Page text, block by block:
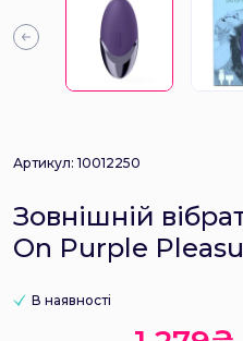
Артикул: 10012250
Зовнішній
On Purple
В наявності